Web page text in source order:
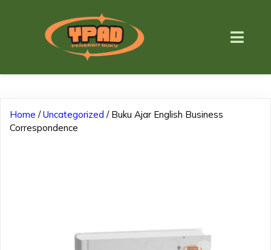
Home /Uncategorized / Buku Ajar English Business
Correspondence